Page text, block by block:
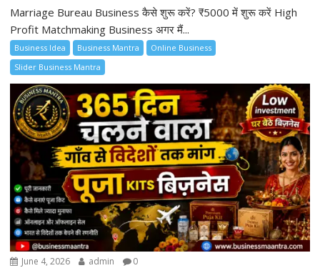
Marriage Bureau Business कैसे शुरू करें? ₹5000 में शुरू करें High
Profit Matchmaking Business अगर मैं...
Business Idea Business Mantra
Online Business
Slider Business Mantra
June 4, 2026 admin 0